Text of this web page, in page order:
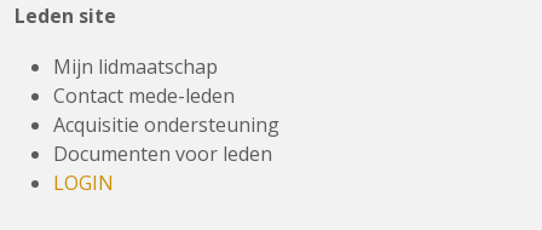
Leden site
Mijn lidmaatschap
Contact mede-leden
Acquisitie ondersteuning
Documenten voor leden
LOGIN